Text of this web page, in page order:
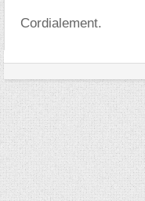
Cordialement.